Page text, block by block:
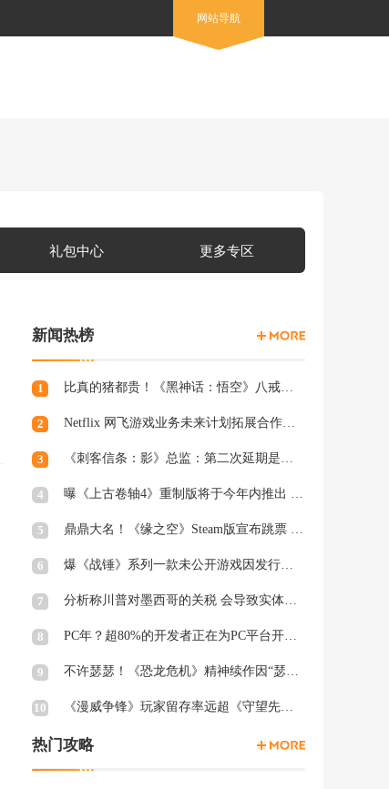
网站导航
礼包中心 更多专区
新闻热榜
1 比真的猪都贵！《黑神话：悟空》八戒手办开订：根根分明的猪毛
2 Netflix 网飞游戏业务未来计划拓展合作和家庭类游戏
3 《刺客信条：影》总监：第二次延期是因为屋顶太复杂
4 曝《上古卷轴4》重制版将于今年内推出 虚幻5加持
5 鼎鼎大名！《缘之空》Steam版宣布跳票 将延期至2月28日发售
6 爆《战锤》系列一款未公开游戏因发行商撤资而夭折，开发被迫中断
7 分析称川普对墨西哥的关税 会导致实体游戏价格上涨
8 PC年？超80%的开发者正在为PC平台开发游戏 NS2为8%
9 不许瑟瑟！《恐龙危机》精神续作因“瑟瑟Mod”拒绝登陆PC
10 《漫威争锋》玩家留存率远超《守望先锋2》、《绝地潜兵2》等游戏
热门攻略